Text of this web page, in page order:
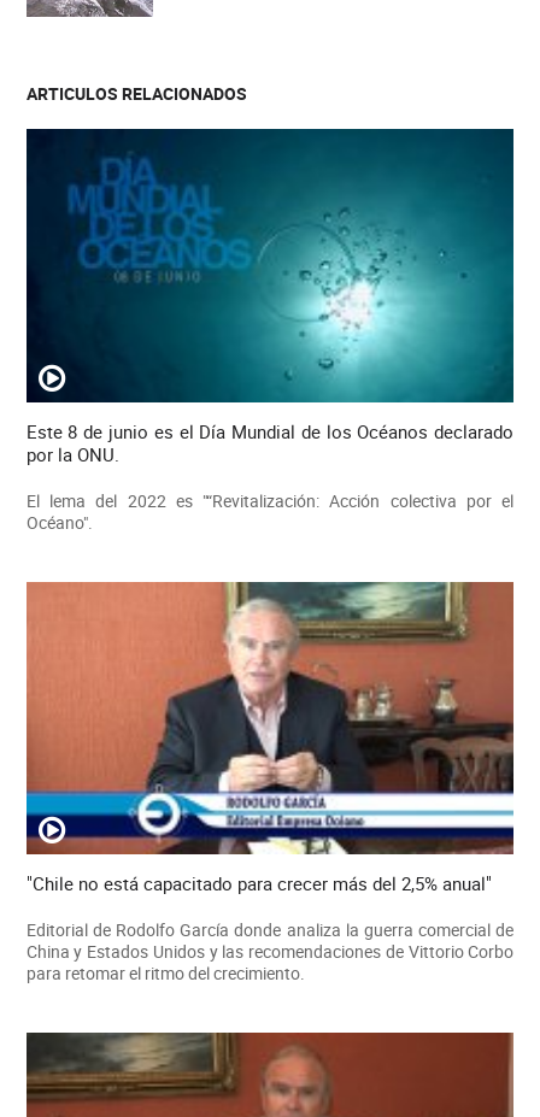
ARTICULOS RELACIONADOS
Este 8 de junio es el Día Mundial de los Océanos declarado
por la ONU.
El lema del 2022 es "“Revitalización: Acción colectiva por el
Océano".
"Chile no está capacitado para crecer más del 2,5% anual"
Editorial de Rodolfo García donde analiza la guerra comercial de
China y Estados Unidos y las recomendaciones de Vittorio Corbo
para retomar el ritmo del crecimiento.